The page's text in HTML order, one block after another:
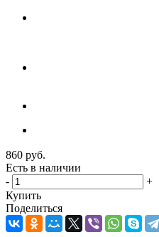
860 руб.
Есть в наличии
-
+
Купить
Поделиться